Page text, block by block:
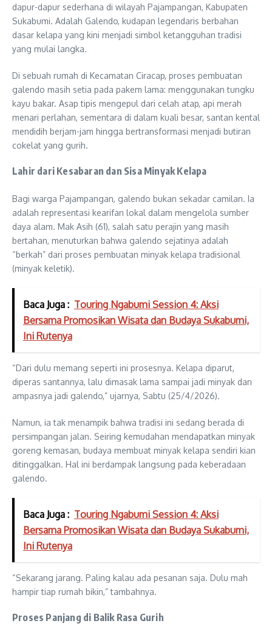
dapur-dapur sederhana di wilayah Pajampangan, Kabupaten
Sukabumi. Adalah Galendo, kudapan legendaris berbahan
dasar kelapa yang kini menjadi simbol ketangguhan tradisi
yang mulai langka.
Di sebuah rumah di Kecamatan Ciracap, proses pembuatan
galendo masih setia pada pakem lama: menggunakan tungku
kayu bakar. Asap tipis mengepul dari celah atap, api merah
menari perlahan, sementara di dalam kuali besar, santan kental
mendidih berjam-jam hingga bertransformasi menjadi butiran
cokelat yang gurih.
Lahir dari Kesabaran dan Sisa Minyak Kelapa
Bagi warga Pajampangan, galendo bukan sekadar camilan. Ia
adalah representasi kearifan lokal dalam mengelola sumber
daya alam. Mak Asih (61), salah satu perajin yang masih
bertahan, menuturkan bahwa galendo sejatinya adalah
“berkah” dari proses pembuatan minyak kelapa tradisional
(minyak keletik).
Baca Juga : Touring Ngabumi Session 4: Aksi
Bersama Promosikan Wisata dan Budaya Sukabumi,
Ini Rutenya
“Dari dulu memang seperti ini prosesnya. Kelapa diparut,
diperas santannya, lalu dimasak lama sampai jadi minyak dan
ampasnya jadi galendo,” ujarnya, Sabtu (25/4/2026).
Namun, ia tak menampik bahwa tradisi ini sedang berada di
persimpangan jalan. Seiring kemudahan mendapatkan minyak
goreng kemasan, budaya membuat minyak kelapa sendiri kian
ditinggalkan. Hal ini berdampak langsung pada keberadaan
galendo.
Baca Juga : Touring Ngabumi Session 4: Aksi
Bersama Promosikan Wisata dan Budaya Sukabumi,
Ini Rutenya
“Sekarang jarang. Paling kalau ada pesanan saja. Dulu mah
hampir tiap rumah bikin,” tambahnya.
Proses Panjang di Balik Rasa Gurih